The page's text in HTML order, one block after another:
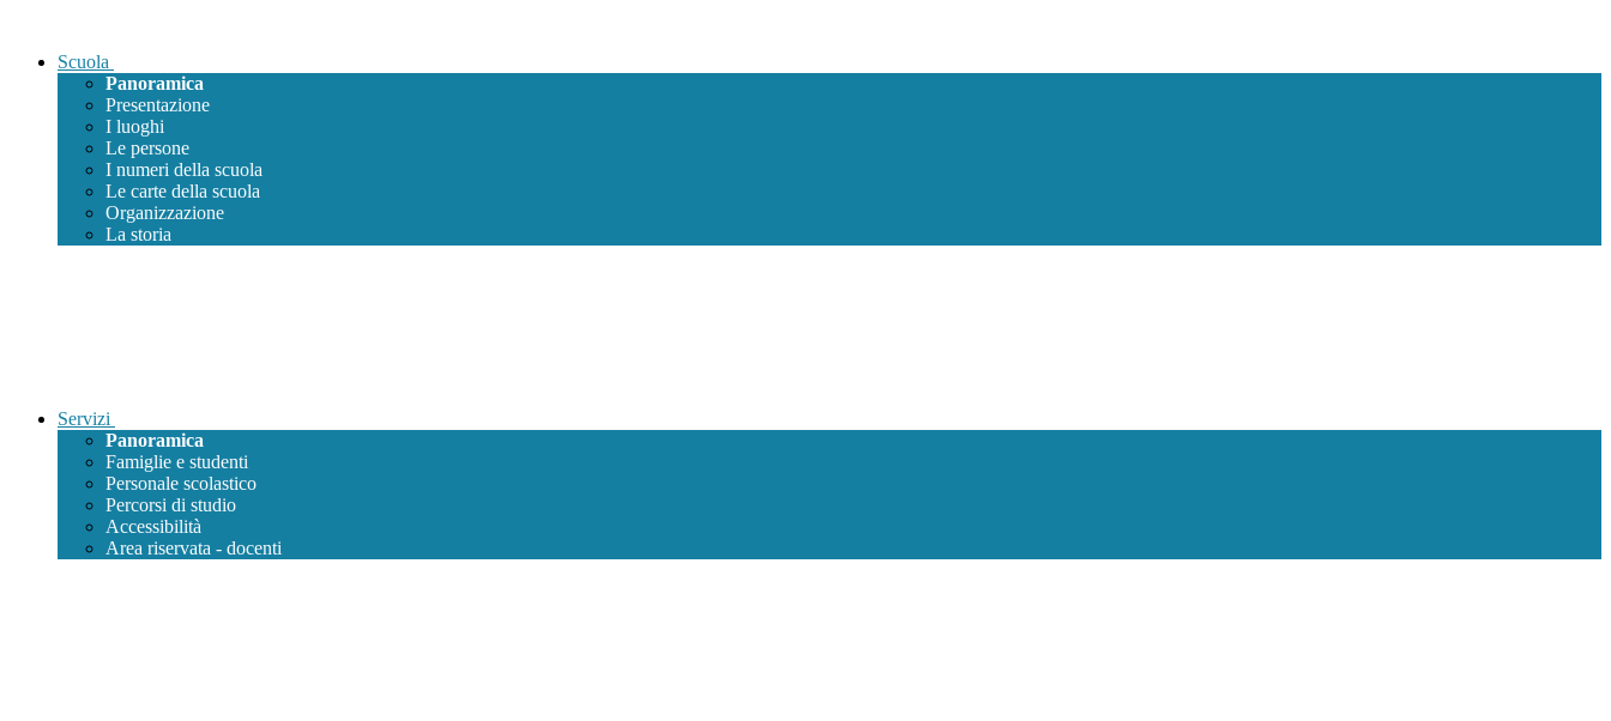
Scuola
Panoramica
Presentazione
I luoghi
Le persone
I numeri della scuola
Le carte della scuola
Organizzazione
La storia
Servizi
Panoramica
Famiglie e studenti
Personale scolastico
Percorsi di studio
Accessibilità
Area riservata - docenti